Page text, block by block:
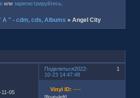
или зарегистрируйтесь.
A " - cdm, cds, Albums »Angel City
Поделиться 1
2022-
10-23 14:47:48
11-05
Vinyl ID: ----